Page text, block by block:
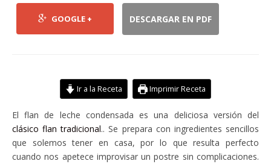
GOOGLE + DESCARGAR EN PDF
Ir a la Receta Imprimir Receta
El flan de leche condensada es una deliciosa versión del
clásico flan tradicional.. Se prepara con ingredientes sencillos
que solemos tener en casa, por lo que resulta perfecto
cuando nos apetece improvisar un postre sin complicaciones.